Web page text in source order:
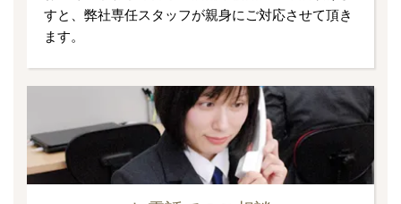
すと、弊社専任スタッフが親身にご対応させて頂き
ます。